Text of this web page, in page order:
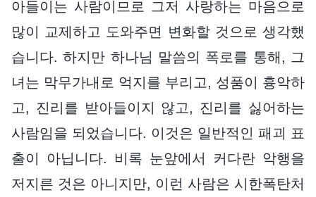
아들이는 사람이므로 그저 사랑하는 마음으로
많이 교제하고 도와주면 변화할 것으로 생각했
습니다. 하지만 하나님 말씀의 폭로를 통해, 그
녀는 막무가내로 억지를 부리고, 성품이 흉악하
고, 진리를 받아들이지 않고, 진리를 싫어하는
사람임을 되었습니다. 이것은 일반적인 패괴 표
출이 아닙니다. 비록 눈앞에서 커다란 악행을
저지른 것은 아니지만, 이런 사람은 시한폭탄처